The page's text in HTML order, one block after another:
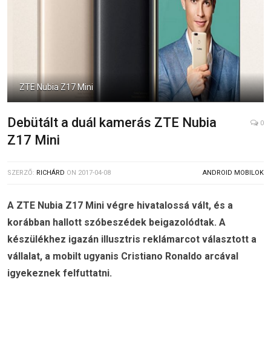
ZTE Nubia Z17 Mini
Debütált a duál kamerás ZTE Nubia
Z17 Mini
0
SZERZŐ: RICHÁRD ON 2017-04-08 ANDROID MOBILOK
A ZTE Nubia Z17 Mini végre hivatalossá vált, és a
korábban hallott szóbeszédek beigazolódtak. A
készülékhez igazán illusztris reklámarcot választott a
vállalat, a mobilt ugyanis Cristiano Ronaldo arcával
igyekeznek felfuttatni.